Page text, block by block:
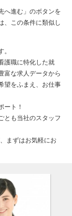
へ進む」のボタンを
、この条件に類似し
護職に特化した就
富な求人データから
望をふまえ、お仕事
ート！
とも当社のスタッフ
まずはお気軽にお